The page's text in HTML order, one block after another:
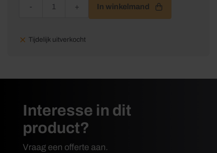
In winkelmand
Tijdelijk uitverkocht
Interesse in dit
product?
Vraag een offerte aan.